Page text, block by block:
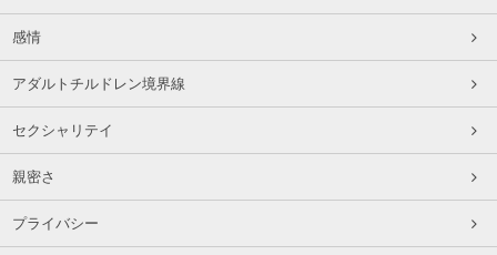
感情
アダルトチルドレン境界線
セクシャリテイ
親密さ
プライバシー